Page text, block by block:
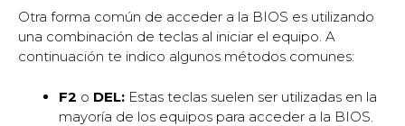
Otra forma común de acceder a la BIOS es utilizando
una combinación de teclas al iniciar el equipo. A
continuación te indico algunos métodos comunes:
F2 o DEL: Estas teclas suelen ser utilizadas en la
mayoría de los equipos para acceder a la BIOS.